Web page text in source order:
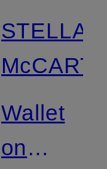
STELLA
Wallet
on